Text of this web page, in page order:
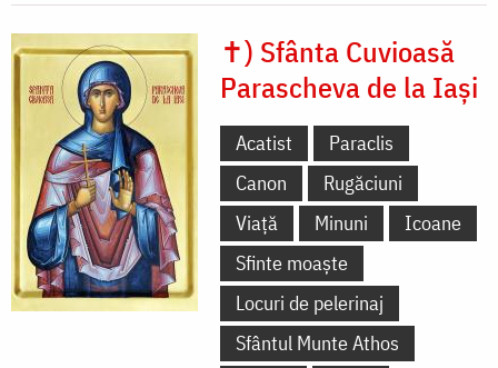
✝) Sfânta Cuvioasă
Parascheva de la Iași
Acatist
Paraclis
Canon
Rugăciuni
Viață
Minuni
Icoane
Sfinte moaște
Locuri de pelerinaj
Sfântul Munte Athos